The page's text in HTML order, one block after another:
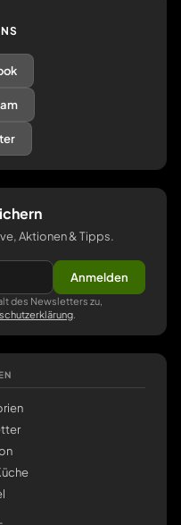
Aktionen & Tipps.
Anmelden
des Newsletters zu,